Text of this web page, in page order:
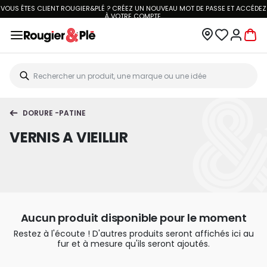
VOUS ÊTES CLIENT ROUGIER&PLÉ ? CRÉEZ UN NOUVEAU MOT DE PASSE ET ACCÉDEZ
ÀVOTRE COMPTE.
DORURE -PATINE
VERNIS A VIEILLIR
Aucun produit disponible pour le moment
Restez à l'écoute ! D'autres produits seront affichés ici au
fur et à mesure qu'ils seront ajoutés.